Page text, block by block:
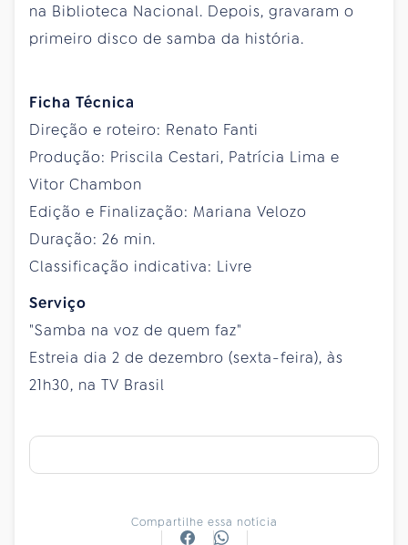
na Biblioteca Nacional. Depois, gravaram o
primeiro disco de samba da história.
Ficha Técnica
Direção e roteiro: Renato Fanti
Produção: Priscila Cestari, Patrícia Lima e
Vitor Chambon
Edição e Finalização: Mariana Velozo
Duração: 26 min.
Classificação indicativa: Livre
Serviço
"Samba na voz de quem faz"
Estreia dia 2 de dezembro (sexta-feira), às
21h30, na TV Brasil
Compartilhe essa notícia